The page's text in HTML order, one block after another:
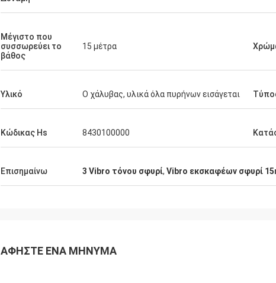
Μέγιστο που
συσσωρεύει το
βάθος
15 μέτρα
Υλικό Ο χάλυβας, υλικά όλα πυρήνων εισάγεται
Κώδικας Hs 8430100000
Επισημαίνω 3 Vibro τόνου σφυρί, Vibro εκσκαφέων σφυρί
ΑΦΉΣΤΕ ΈΝΑ ΜΉΝΥΜΑ